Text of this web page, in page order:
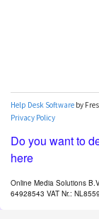
Do you want to
here
Online Media Solutions
64928543 VAT Nr.: